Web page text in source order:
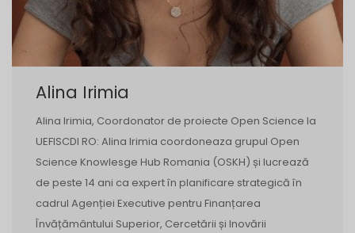
Alina Irimia
Alina Irimia, Coordonator de proiecte Open Science la
UEFISCDI RO: Alina Irimia coordoneaza grupul Open
Science Knowlesge Hub Romania (OSKH) și lucrează
de peste 14 ani ca expert în planificare strategică în
cadrul Agenției Executive pentru Finanțarea
Învățământului Superior, Cercetării și Inovării